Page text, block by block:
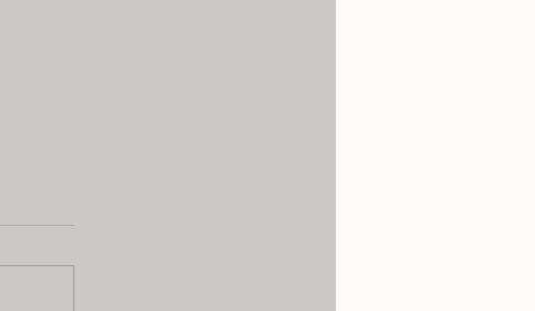
julgamento
escancara o uso da Justiça para